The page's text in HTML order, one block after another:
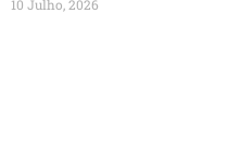
10 Julho, 2026